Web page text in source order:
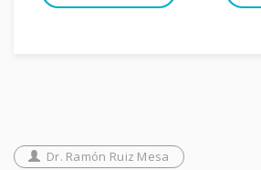
Dr. Ramón Ruiz Mesa